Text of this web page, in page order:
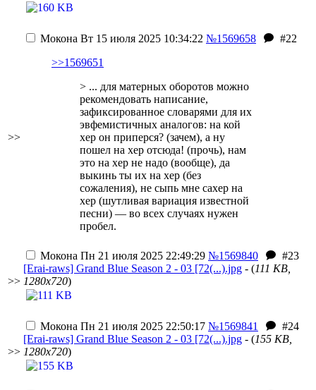
>>
Мокона Вт 15 июля 2025 10:34:22 №1569658
#22
>>1569651
> ... для матерных оборотов можно
рекомендовать написание,
зафиксированное словарями для их
эвфемистичных аналогов: на кой
хер он приперся? (зачем), а ну
пошел на хер отсюда! (прочь), нам
это на хер не надо (вообще), да
выкинь ты их на хер (без
сожаления), не сыпь мне сахер на
хер (шутливая вариация известной
песни) — во всех случаях нужен
пробел.
>>
Мокона Пн 21 июля 2025 22:49:29 №1569840
#23
[Erai-raws] Grand Blue Season 2 - 03 [72(...).jpg - (111 KB,
1280x720)
>>
Мокона Пн 21 июля 2025 22:50:17 №1569841
#24
[Erai-raws] Grand Blue Season 2 - 03 [72(...).jpg - (155 KB,
1280x720)